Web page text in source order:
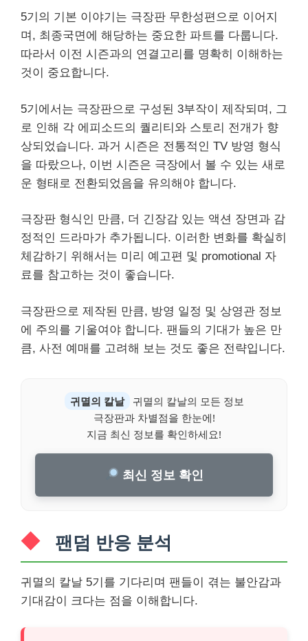
5기의 기본 이야기는 극장판 무한성편으로 이어지
며, 최종국면에 해당하는 중요한 파트를 다룹니다.
따라서 이전 시즌과의 연결고리를 명확히 이해하는
것이 중요합니다.
5기에서는 극장판으로 구성된 3부작이 제작되며, 그
로 인해 각 에피소드의 퀄리티와 스토리 전개가 향
상되었습니다. 과거 시즌은 전통적인 TV 방영 형식
을 따랐으나, 이번 시즌은 극장에서 볼 수 있는 새로
운 형태로 전환되었음을 유의해야 합니다.
극장판 형식인 만큼, 더 긴장감 있는 액션 장면과 감
정적인 드라마가 추가됩니다. 이러한 변화를 확실히
체감하기 위해서는 미리 예고편 및 promotional 자
료를 참고하는 것이 좋습니다.
극장판으로 제작된 만큼, 방영 일정 및 상영관 정보
에 주의를 기울여야 합니다. 팬들의 기대가 높은 만
큼, 사전 예매를 고려해 보는 것도 좋은 전략입니다.
귀멸의 칼날
귀멸의 칼날의 모든 정보
극장판과 차별점을 한눈에!
지금 최신 정보를 확인하세요!
최신 정보 확인
팬덤 반응 분석
귀멸의 칼날 5기를 기다리며 팬들이 겪는 불안감과
기대감이 크다는 점을 이해합니다.